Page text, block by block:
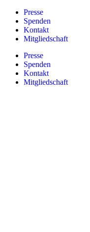
Zum
Inhalt
springen
Presse
Spenden
Kontakt
Mitgliedschaft
Presse
Spenden
Kontakt
Mitgliedschaft